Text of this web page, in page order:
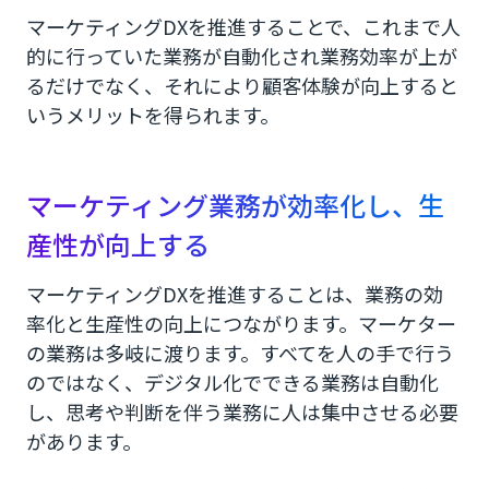
マーケティングDXを推進することで、これまで人
的に行っていた業務が自動化され業務効率が上が
るだけでなく、それにより顧客体験が向上すると
いうメリットを得られます。
マーケティング業務が効率化し、生
産性が向上する
マーケティングDXを推進することは、業務の効
率化と生産性の向上につながります。マーケター
の業務は多岐に渡ります。すべてを人の手で行う
のではなく、デジタル化でできる業務は自動化
し、思考や判断を伴う業務に人は集中させる必要
があります。